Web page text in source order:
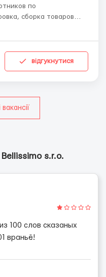
по
сборка товаров
Сварщики
відгукнутися
Bellissimo s.r.o.
100 слов сказаных
враньё!